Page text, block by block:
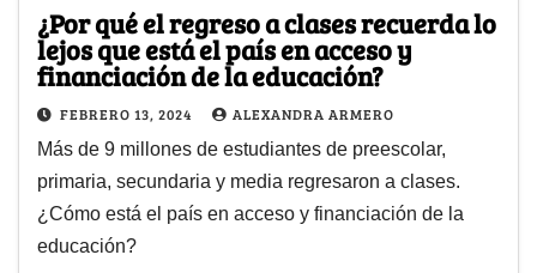
¿Por qué el regreso a clases recuerda lo
lejos que está el país en acceso y
financiación de la educación?
FEBRERO 13, 2024 ALEXANDRA ARMERO
Más de 9 millones de estudiantes de preescolar,
primaria, secundaria y media regresaron a clases.
¿Cómo está el país en acceso y financiación de la
educación?